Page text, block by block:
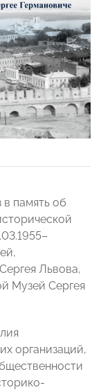
память об
Львова,
Музей Сергея
организаций,